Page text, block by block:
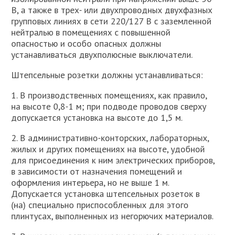
В, а также в трех- или двухпроводных двухфазных
групповых линиях в сети 220/127 В с заземленной
нейтралью в помещениях с повышенной
опасностью и особо опасных должны
устанавливаться двухполюсные выключатели.
Штепсельные розетки должны устанавливаться:
1. В производственных помещениях, как правило,
на высоте 0,8-1 м; при подводе проводов сверху
допускается установка на высоте до 1,5 м.
2. В административно-конторских, лабораторных,
жилых и других помещениях на высоте, удобной
для присоединения к ним электрических приборов,
в зависимости от назначения помещений и
оформления интерьера, но не выше 1 м.
Допускается установка штепсельных розеток в
(на) специально приспособленных для этого
плинтусах, выполненных из негорючих материалов.